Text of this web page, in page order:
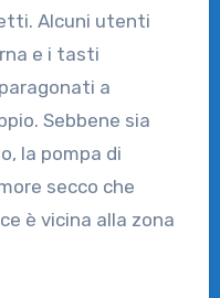
Alcuni utenti
e i tasti
a
Sebbene sia
la pompa di
secco che
è vicina alla zona